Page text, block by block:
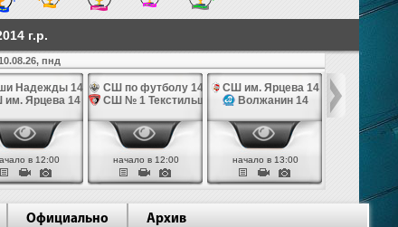
г.р.
пнд
Надежды 14
Ярцева 14
в 12:00
СШ по футболу 14
СШ № 1 Текстильщик 14
начало в 12:00
СШ им. Ярцева 14
Волжанин 14
начало в 13:00
Официально Архив